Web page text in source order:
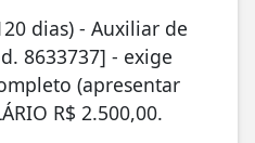
dias) - Auxiliar de
8633737] - exige
(apresentar
R$ 2.500,00.